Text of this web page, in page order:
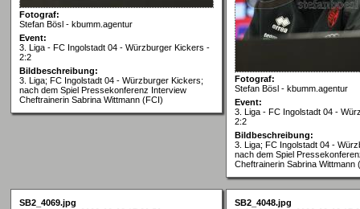
Fotograf:
Stefan Bösl - kbumm.agentur
Event:
3. Liga - FC Ingolstadt 04 - Würzburger Kickers -
2:2
Bildbeschreibung:
3. Liga; FC Ingolstadt 04 - Würzburger Kickers;
nach dem Spiel Pressekonferenz Interview
Cheftrainerin Sabrina Wittmann (FCI)
Fotograf:
Stefan Bösl - kbumm.agentur
Event:
3. Liga - FC Ingolstadt 04 -
2:2
Bildbeschreibung:
3. Liga; FC Ingolstadt 04 -
nach dem Spiel
Cheftrainerin Sabrina Wittmann
SB2_4069.jpg
SB2_4048.jpg